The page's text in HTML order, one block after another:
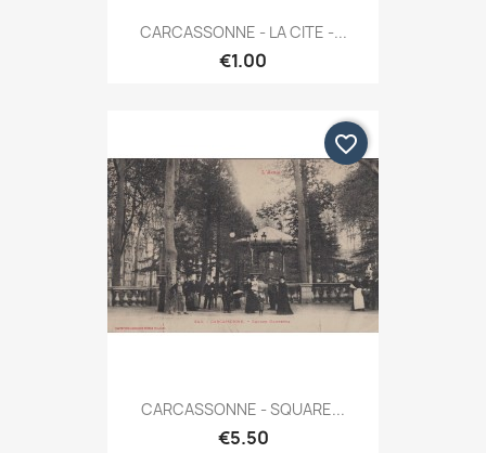
CARCASSONNE - LA CITE -...
€1.00
CARCASSONNE - SQUARE...
€5.50
favorite_border